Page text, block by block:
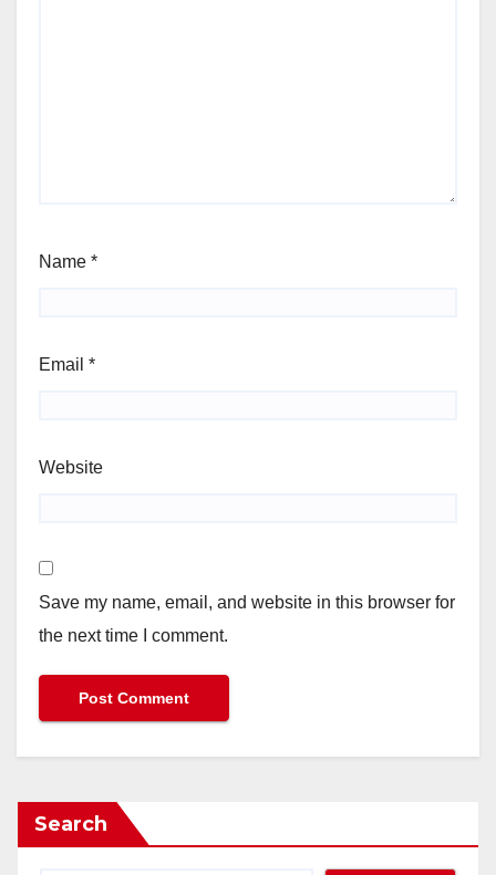
Name *
Email *
Website
Save my name, email, and website in this browser for
the next time I comment.
Search